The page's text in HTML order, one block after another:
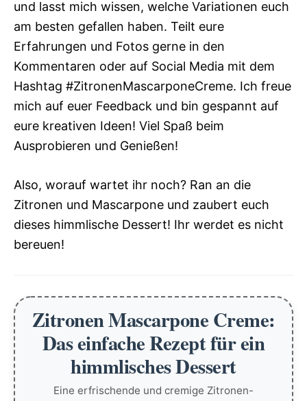
und lasst mich wissen, welche Variationen euch
am besten gefallen haben. Teilt eure
Erfahrungen und Fotos gerne in den
Kommentaren oder auf Social Media mit dem
Hashtag #ZitronenMascarponeCreme. Ich freue
mich auf euer Feedback und bin gespannt auf
eure kreativen Ideen! Viel Spaß beim
Ausprobieren und Genießen!
Also, worauf wartet ihr noch? Ran an die
Zitronen und Mascarpone und zaubert euch
dieses himmlische Dessert! Ihr werdet es nicht
bereuen!
Zitronen Mascarpone Creme:
Das einfache Rezept für ein
himmlisches Dessert
Eine erfrischende und cremige Zitronen-